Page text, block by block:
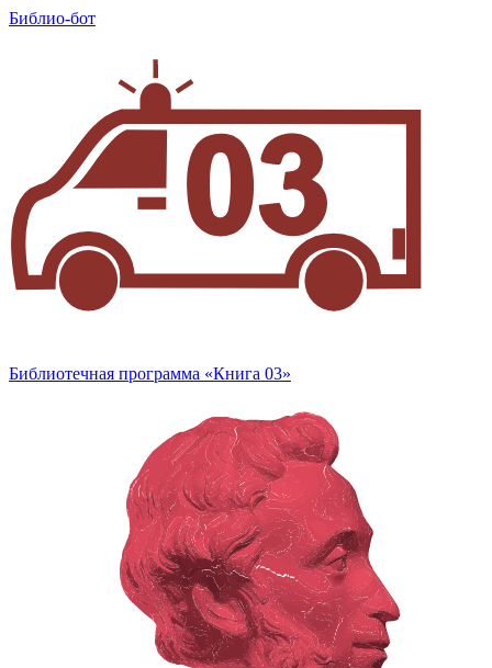
Библио-бот
Библиотечная программа «Книга 03»